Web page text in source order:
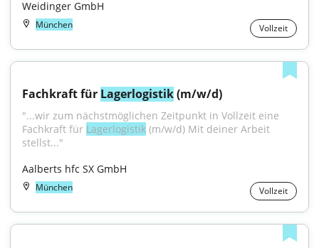
Weidinger GmbH
München Vollzeit
Fachkraft für Lagerlogistik (m/w/d)
"...wir zum nächstmöglichen Zeitpunkt in Vollzeit eine
Fachkraft für Lagerlogistik (m/w/d) Mit deiner Arbeit
stellst..."
Aalberts hfc SX GmbH
München Vollzeit